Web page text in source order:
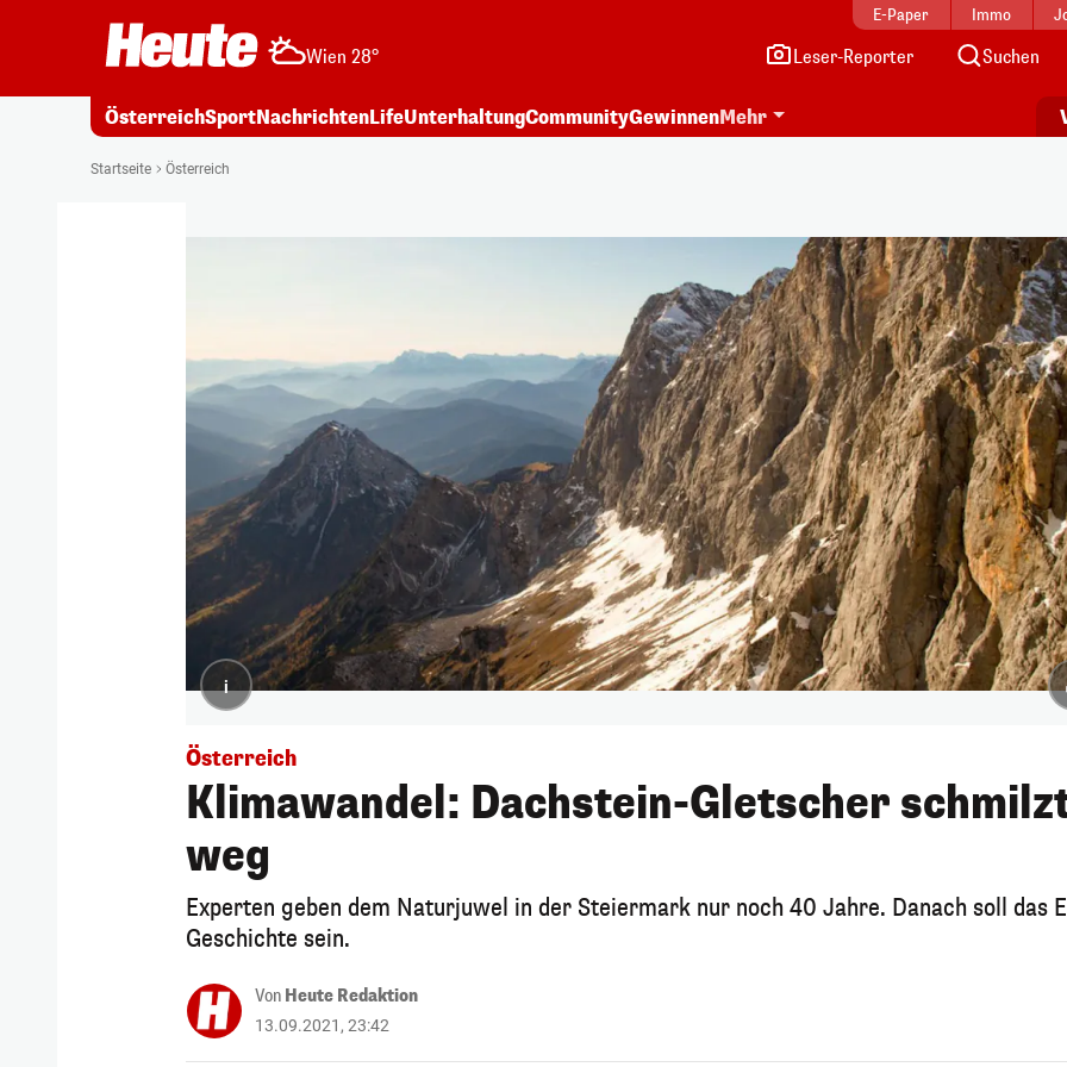
E-Paper Immo
Wien 28° Leser-Reporter Suchen
ÖsterreichSportNachrichtenLifeUnterhaltungCommunityGewinnenMehr
Startseite Österreich
i
Österreich
Klimawandel: Dachstein-Gletscher
weg
Experten geben dem Naturjuwel in der Steiermark nur noch 40 Jahre. Danach soll das
Geschichte sein.
Von Heute Redaktion
13.09.2021, 23:42